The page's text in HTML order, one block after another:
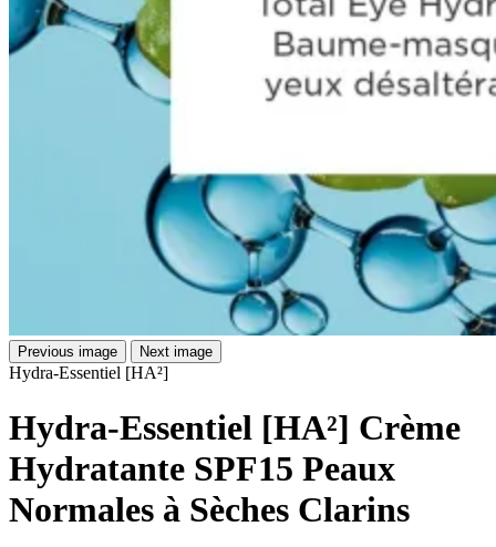
Previous image Next image
Hydra-Essentiel [HA²]
Hydra-Essentiel [HA²] Crème
Hydratante SPF15 Peaux
Normales à Sèches Clarins